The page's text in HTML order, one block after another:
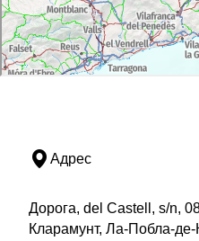
Адрес
Дорога, del Castell, s/n,
Кларамунт, Ла-Побла-